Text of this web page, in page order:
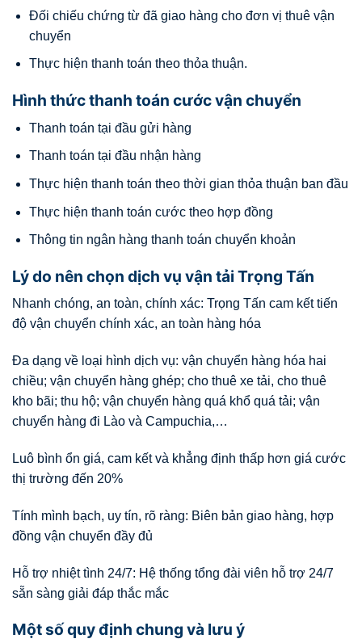
Đối chiếu chứng từ đã giao hàng cho đơn vị thuê vận
chuyển
Thực hiện thanh toán theo thỏa thuận.
Hình thức thanh toán cước vận chuyển
Thanh toán tại đầu gửi hàng
Thanh toán tại đầu nhận hàng
Thực hiện thanh toán theo thời gian thỏa thuận ban đầu
Thực hiện thanh toán cước theo hợp đồng
Thông tin ngân hàng thanh toán chuyển khoản
Lý do nên chọn dịch vụ vận tải Trọng Tấn
Nhanh chóng, an toàn, chính xác: Trọng Tấn cam kết tiến
độ vận chuyển chính xác, an toàn hàng hóa
Đa dạng về loại hình dịch vụ: vận chuyển hàng hóa hai
chiều; vận chuyển hàng ghép; cho thuê xe tải, cho thuê
kho bãi; thu hộ; vận chuyển hàng quá khổ quá tải; vận
chuyển hàng đi Lào và Campuchia,…
Luô bình ổn giá, cam kết và khẳng định thấp hơn giá cước
thị trường đến 20%
Tính mình bạch, uy tín, rõ ràng: Biên bản giao hàng, hợp
đồng vận chuyển đầy đủ
Hỗ trợ nhiệt tình 24/7: Hệ thống tổng đài viên hỗ trợ 24/7
sẵn sàng giải đáp thắc mắc
Một số quy định chung và lưu ý